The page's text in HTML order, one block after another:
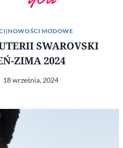
|NOWOŚCI MODOWE
SWAROVSKI
ZIMA 2024
18 września, 2024